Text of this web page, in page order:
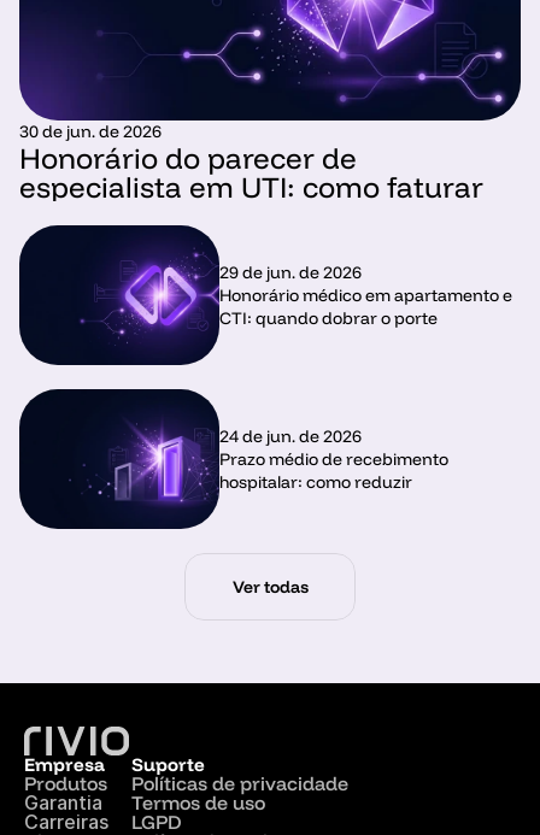
30 de jun. de 2026
Honorário do parecer de
especialista em UTI: como faturar
29 de jun. de 2026
Honorário médico em apartamento e
CTI: quando dobrar o porte
24 de jun. de 2026
Prazo médio de recebimento
hospitalar: como reduzir
Ver todas
Empresa
Produtos
Garantia
Carreiras
Suporte
Políticas de privacidade
Termos de uso
LGPD